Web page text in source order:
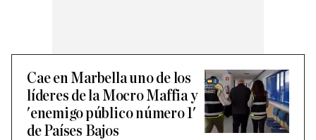
Cae en Marbella uno de los
líderes de la Mocro Maffia y
'enemigo público número 1'
de Países Bajos